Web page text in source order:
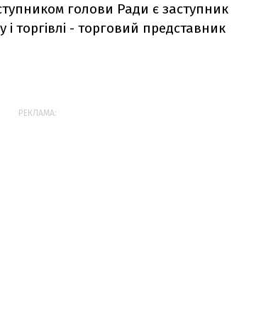
голови Ради є заступник
і торгівлі - торговий представник
РЕКЛАМА: